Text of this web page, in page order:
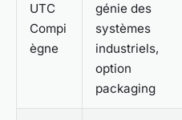
UTC
Compi
ègne
génie des
systèmes
industriels,
option
packaging